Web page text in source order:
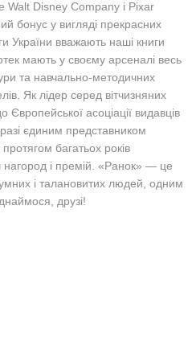
Walt Disney Company і Pixar
бонус у вигляді прекрасних
України вважають наші книги
мають у своєму арсеналі весь
та навчально-методичних
Як лідер серед вітчизняних
Європейської асоціації видавців
єдиним представником
багатьох років
нагород і премій. «Ранок» — це
і талановитих людей, одним
друзі!